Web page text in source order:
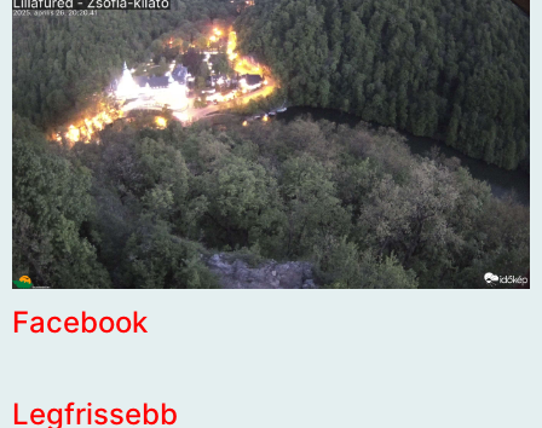
Facebook
Legfrissebb